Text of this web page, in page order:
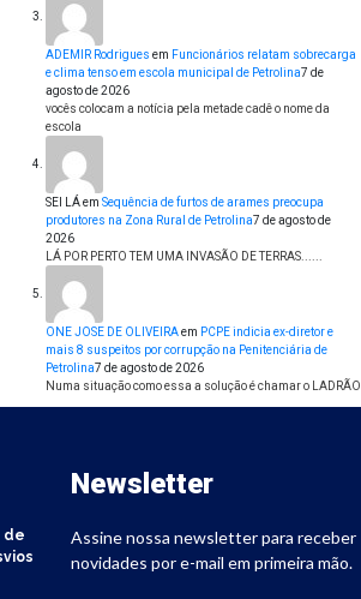
ADEMIR Rodrigues em Funcionários relatam sobrecarga
e clima tenso em escola municipal de Petrolina7 de
agosto de 2026
vocês colocam a notícia pela metade cadê o nome da
escola
SEI LÁem Sequência de furtos de arames preocupa
produtores na Zona Rural de Petrolina7 de agosto de
2026
LÁ POR PERTO TEM UMA INVASÃO DE TERRAS......
ONE JOSE DE OLIVEIRAem PCPE indicia ex-diretor e
mais 8 suspeitos por corrupção na Penitenciária de
Petrolina7 de agosto de 2026
Numa situação como essa a solução é chamar o LADRÃO
de
Newsletter
Assine nossa newsletter para receber
novidades por e-mail em primeira mão.